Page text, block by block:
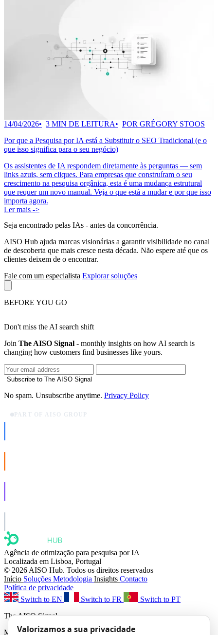
14/04/2026 3 MIN DE LEITURA
POR GRÉGORY STOOS
Por que a Pesquisa por IA está a Substituir o SEO Tradicional (e o
que isso significa para o seu negócio)
Os assistentes de IA respondem diretamente às perguntas — sem
links azuis, sem cliques. Para empresas que construíram o seu
crescimento na pesquisa orgânica, esta é uma mudança estrutural
que requer um novo manual. Veja o que está a mudar e por que isso
importa agora.
Ler mais ->
Seja encontrado pelas IAs - antes da concorrência.
AISO Hub ajuda marcas visionárias a garantir visibilidade no canal
de descoberta que mais cresce nesta década. Não espere até que os
clientes deixem de o encontrar.
Fale com um especialista Explorar soluções
BEFORE YOU GO
Don't miss the AI search shift
Join The AISO Signal - monthly insights on how AI search is
changing how customers find businesses like yours.
Subscribe to The AISO Signal
No spam. Unsubscribe anytime. Privacy Policy
PART OF AISO GROUP
Agência de otimização para pesquisa por IA
Localizada em Lisboa, Portugal
© 2026 AISO Hub. Todos os direitos reservados
Início Soluções Metodologia Insights Contacto
Política de privacidade
Switch to EN
Switch to FR
Switch to PT
The AISO Signal
Monthly AI search insights. No spam.
Valorizamos a sua privacidade